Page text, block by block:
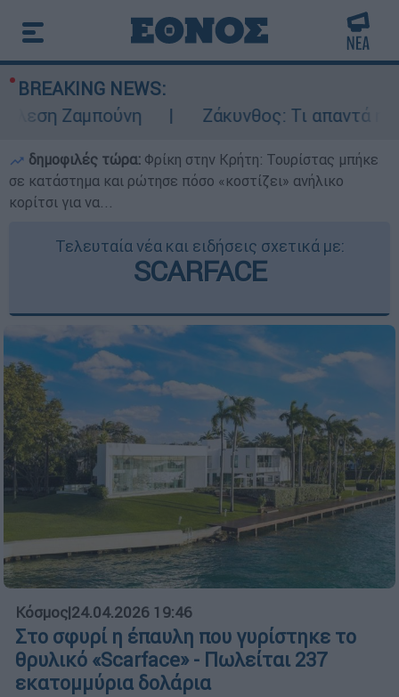
BREAKING NEWS:
Ζαμπούνη
Ζάκυνθος: Τι απαντά η
δημοφιλές τώρα: Φρίκη στην Κρήτη: Τουρίστας μπήκε
σε κατάστημα και ρώτησε πόσο «κοστίζει» ανήλικο
κορίτσι για να...
Τελευταία νέα και ειδήσεις σχετικά με:
SCARFACE
Κόσμος|24.04.2026 19:46
Στο σφυρί η έπαυλη που γυρίστηκε το
θρυλικό «Scarface» - Πωλείται 237
εκατομμύρια δολάρια